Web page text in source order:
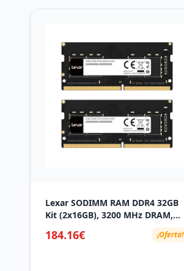
Lexar SODIMM RAM DDR4 32GB
Kit (2x16GB), 3200 MHz DRAM,
260-Pin DDR4 SODIMM Laptop
Ram para Portátil, SO-DIMM de
184.16€ ¡Oferta!